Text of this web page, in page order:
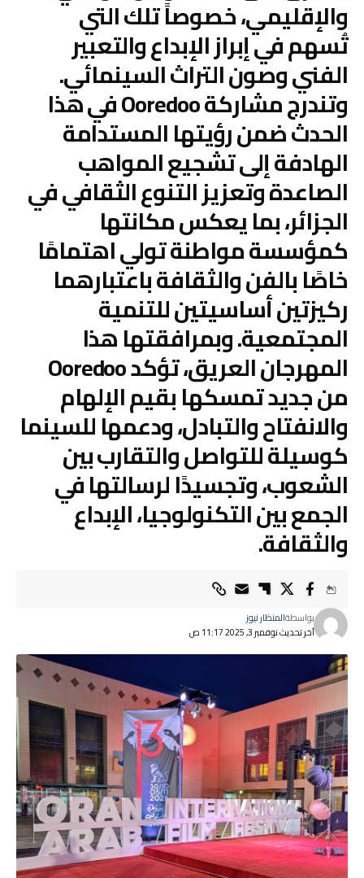
والإقليمي، خصوصاً تلك التي
تُسهم في إبراز الإبداع والتعبير
الفني وصون التراث السينمائي.
وتندرج مشاركة Ooredoo في هذا
الحدث ضمن رؤيتها المستدامة
الهادفة إلى تشجيع المواهب
الصاعدة وتعزيز التنوع الثقافي في
الجزائر، بما يعكس مكانتها
كمؤسسة مواطنة تولي اهتمامًا
خاصًا بالفن والثقافة باعتبارهما
ركيزتين أساسيتين للتنمية
المجتمعية. وبمرافقتها هذا
المهرجان العريق، تؤكد Ooredoo
من جديد تمسكها بقيم الإلهام
والانفتاح والتبادل، ودعمها للسينما
كوسيلة للتواصل والتقارب بين
الشعوب، وتجسيدًا لرسالتها في
الجمع بين التكنولوجيا، الإبداع
والثقافة.
آخر تحديث نوفمبر 3, 2025 11:17 ص
بواسطةالمنظار نيوز